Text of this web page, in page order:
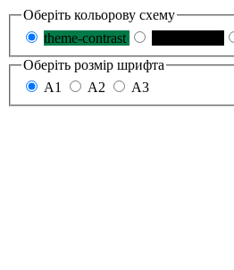
Оберіть кольорову схему
theme-contrast
Оберіть розмір шрифта
A1
A2 A3